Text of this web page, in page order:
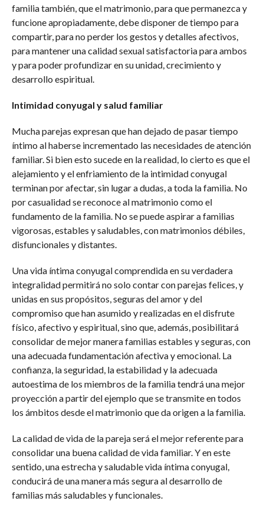
familia también, que el matrimonio, para que permanezca y
funcione apropiadamente, debe disponer de tiempo para
compartir, para no perder los gestos y detalles afectivos,
para mantener una calidad sexual satisfactoria para ambos
y para poder profundizar en su unidad, crecimiento y
desarrollo espiritual.
Intimidad conyugal y salud familiar
Mucha parejas expresan que han dejado de pasar tiempo
íntimo al haberse incrementado las necesidades de atención
familiar. Si bien esto sucede en la realidad, lo cierto es que el
alejamiento y el enfriamiento de la intimidad conyugal
terminan por afectar, sin lugar a dudas, a toda la familia. No
por casualidad se reconoce al matrimonio como el
fundamento de la familia. No se puede aspirar a familias
vigorosas, estables y saludables, con matrimonios débiles,
disfuncionales y distantes.
Una vida íntima conyugal comprendida en su verdadera
integralidad permitirá no solo contar con parejas felices, y
unidas en sus propósitos, seguras del amor y del
compromiso que han asumido y realizadas en el disfrute
físico, afectivo y espiritual, sino que, además, posibilitará
consolidar de mejor manera familias estables y seguras, con
una adecuada fundamentación afectiva y emocional. La
confianza, la seguridad, la estabilidad y la adecuada
autoestima de los miembros de la familia tendrá una mejor
proyección a partir del ejemplo que se transmite en todos
los ámbitos desde el matrimonio que da origen a la familia.
La calidad de vida de la pareja será el mejor referente para
consolidar una buena calidad de vida familiar. Y en este
sentido, una estrecha y saludable vida íntima conyugal,
conducirá de una manera más segura al desarrollo de
familias más saludables y funcionales.